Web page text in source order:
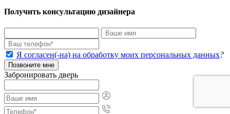
Получить консультацию дизайнера
Я согласен(-на) на обработку моих персональных данных?
Позвоните мне
Забронировать дверь